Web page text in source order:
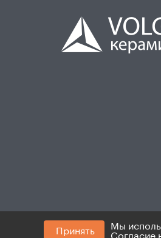
© 2008 - 2026. ИП
Принять
Мы
Согласие